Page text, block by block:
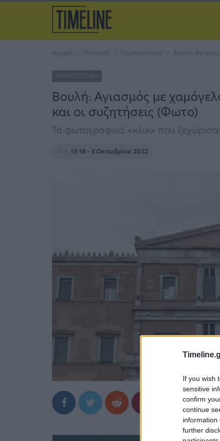
If you wish
sensitive
confirm
continue
information
further
Αρχική Πολιτική Παραπολιτικά Βουλή:
ΠΑΡΑΠΟΛΙΤΙΚΆ
Βουλή: Αγιασμός με
και οι συζητήσεις (Φωτο)
Τα φωτογραφικά «κλικ» που
Στις 13:18 - 3 Οκτωβρίου 2022